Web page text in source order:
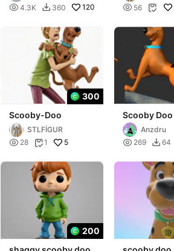
 4.3K  360 120  56 
300
Scooby-Doo
STLFİGUR
 28 1 5
Scooby Doo
Anzdru
 269  64
200